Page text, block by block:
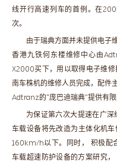
线开行高速列车的首例。在
次。
由于瑞典方面并未提供电子
香港九铁何东楼维修中心由
X2000买下，用以取得电子维
南车株机的维修人员完成，配件
Adtranz的“庞巴迪瑞典”提供有限
为保证第六次大提速在广
车载设备将先改造为主体化机
160km/h以下。同时， 积极配
车载超速防护设备的方案研究